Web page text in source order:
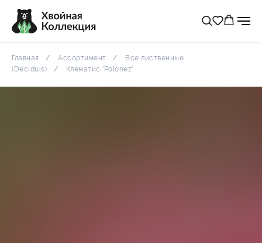
Главная Ассортимент
Все лиственные
(Deciduis)
Клематис 'Polonez'